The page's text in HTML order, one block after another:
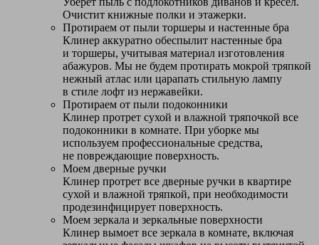
Очистит книжные полки и этажерки.
Протираем от пыли торшеры и настенные бра
Клинер аккуратно обеспылит настенные бра
и торшеры, учитывая материал изготовления
абажуров. Мы не будем протирать мокрой тряпкой
нежный атлас или царапать стильную лампу
в стиле лофт из нержавейки.
Протираем от пыли подоконники
Клинер протрет сухой и влажной тряпочкой все
подоконники в комнате. При уборке мы
используем профессиональные средства,
не повреждающие поверхность.
Моем дверные ручки
Клинер протрет все дверные ручки в квартире
сухой и влажной тряпкой, при необходимости
продезинфицирует поверхность.
Моем зеркала и зеркальные поверхности
Клинер вымоет все зеркала в комнате, включая